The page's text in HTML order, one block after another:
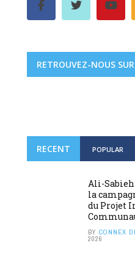
RETROUVEZ-NOUS
RECENT POPULAR
Ali-
la
du Projet
BY CONNEX
2026